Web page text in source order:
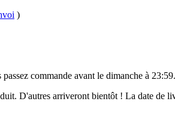
)
passez commande avant le dimanche à 23:59.
D'autres arriveront bientôt ! La date de